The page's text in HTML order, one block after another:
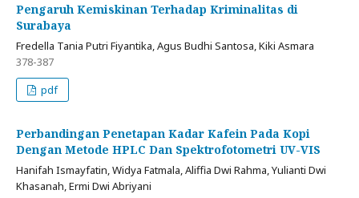
Pengaruh Kemiskinan Terhadap Kriminalitas di
Surabaya
Fredella Tania Putri Fiyantika, Agus Budhi Santosa, Kiki Asmara
378-387
pdf
Perbandingan Penetapan Kadar Kafein Pada Kopi
Dengan Metode HPLC Dan Spektrofotometri UV-VIS
Hanifah Ismayfatin, Widya Fatmala, Aliffia Dwi Rahma, Yulianti Dwi
Khasanah, Ermi Dwi Abriyani